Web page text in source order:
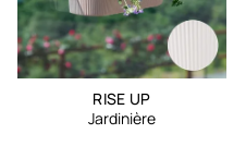
RISE UP
Jardinière